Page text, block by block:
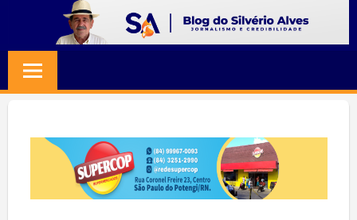
content
SILVERIO
ALVES
Jornalismo
Credibilidade